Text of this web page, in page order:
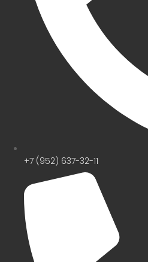
+7 (952) 637-32-11